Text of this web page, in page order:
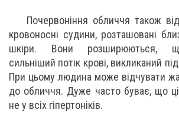
Почервоніння обличчя також
кровоносні судини, розташовані
шкіри. Вони розширюються,
сильніший потік крові, викликаний
При цьому людина може відчувати
до обличчя. Дуже часто буває, що
не у всіх гіпертоніків.